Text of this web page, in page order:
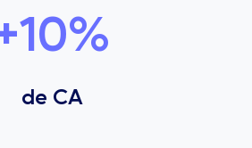
de CA